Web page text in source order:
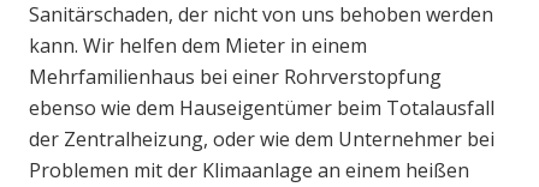
Sanitärschaden, der nicht von uns behoben werden
kann. Wir helfen dem Mieter in einem
Mehrfamilienhaus bei einer Rohrverstopfung
ebenso wie dem Hauseigentümer beim Totalausfall
der Zentralheizung, oder wie dem Unternehmer bei
Problemen mit der Klimaanlage an einem heißen